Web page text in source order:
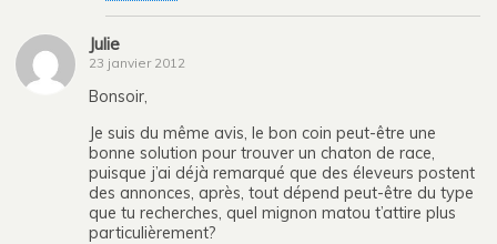
Julie
23 janvier 2012
Bonsoir,
Je suis du même avis, le bon coin peut-être une
bonne solution pour trouver un chaton de race,
puisque j’ai déjà remarqué que des éleveurs postent
des annonces, après, tout dépend peut-être du type
que tu recherches, quel mignon matou t’attire plus
particulièrement?